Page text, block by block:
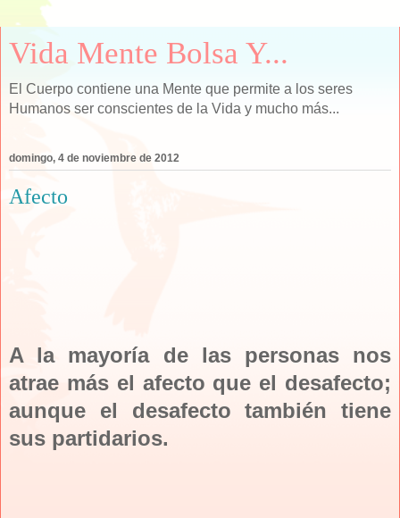
Vida Mente Bolsa Y...
El Cuerpo contiene una Mente que permite a los seres
Humanos ser conscientes de la Vida y mucho más...
domingo, 4 de noviembre de 2012
Afecto
A la mayoría de las personas nos
atrae más el afecto que el desafecto;
aunque el desafecto también tiene
sus partidarios.